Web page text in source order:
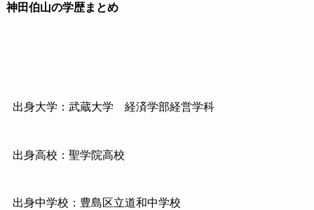
神田伯山の学歴まとめ
出身大学：武蔵大学 経済学部経営学科
出身高校：聖学院高校
出身中学校：豊島区立道和中学校